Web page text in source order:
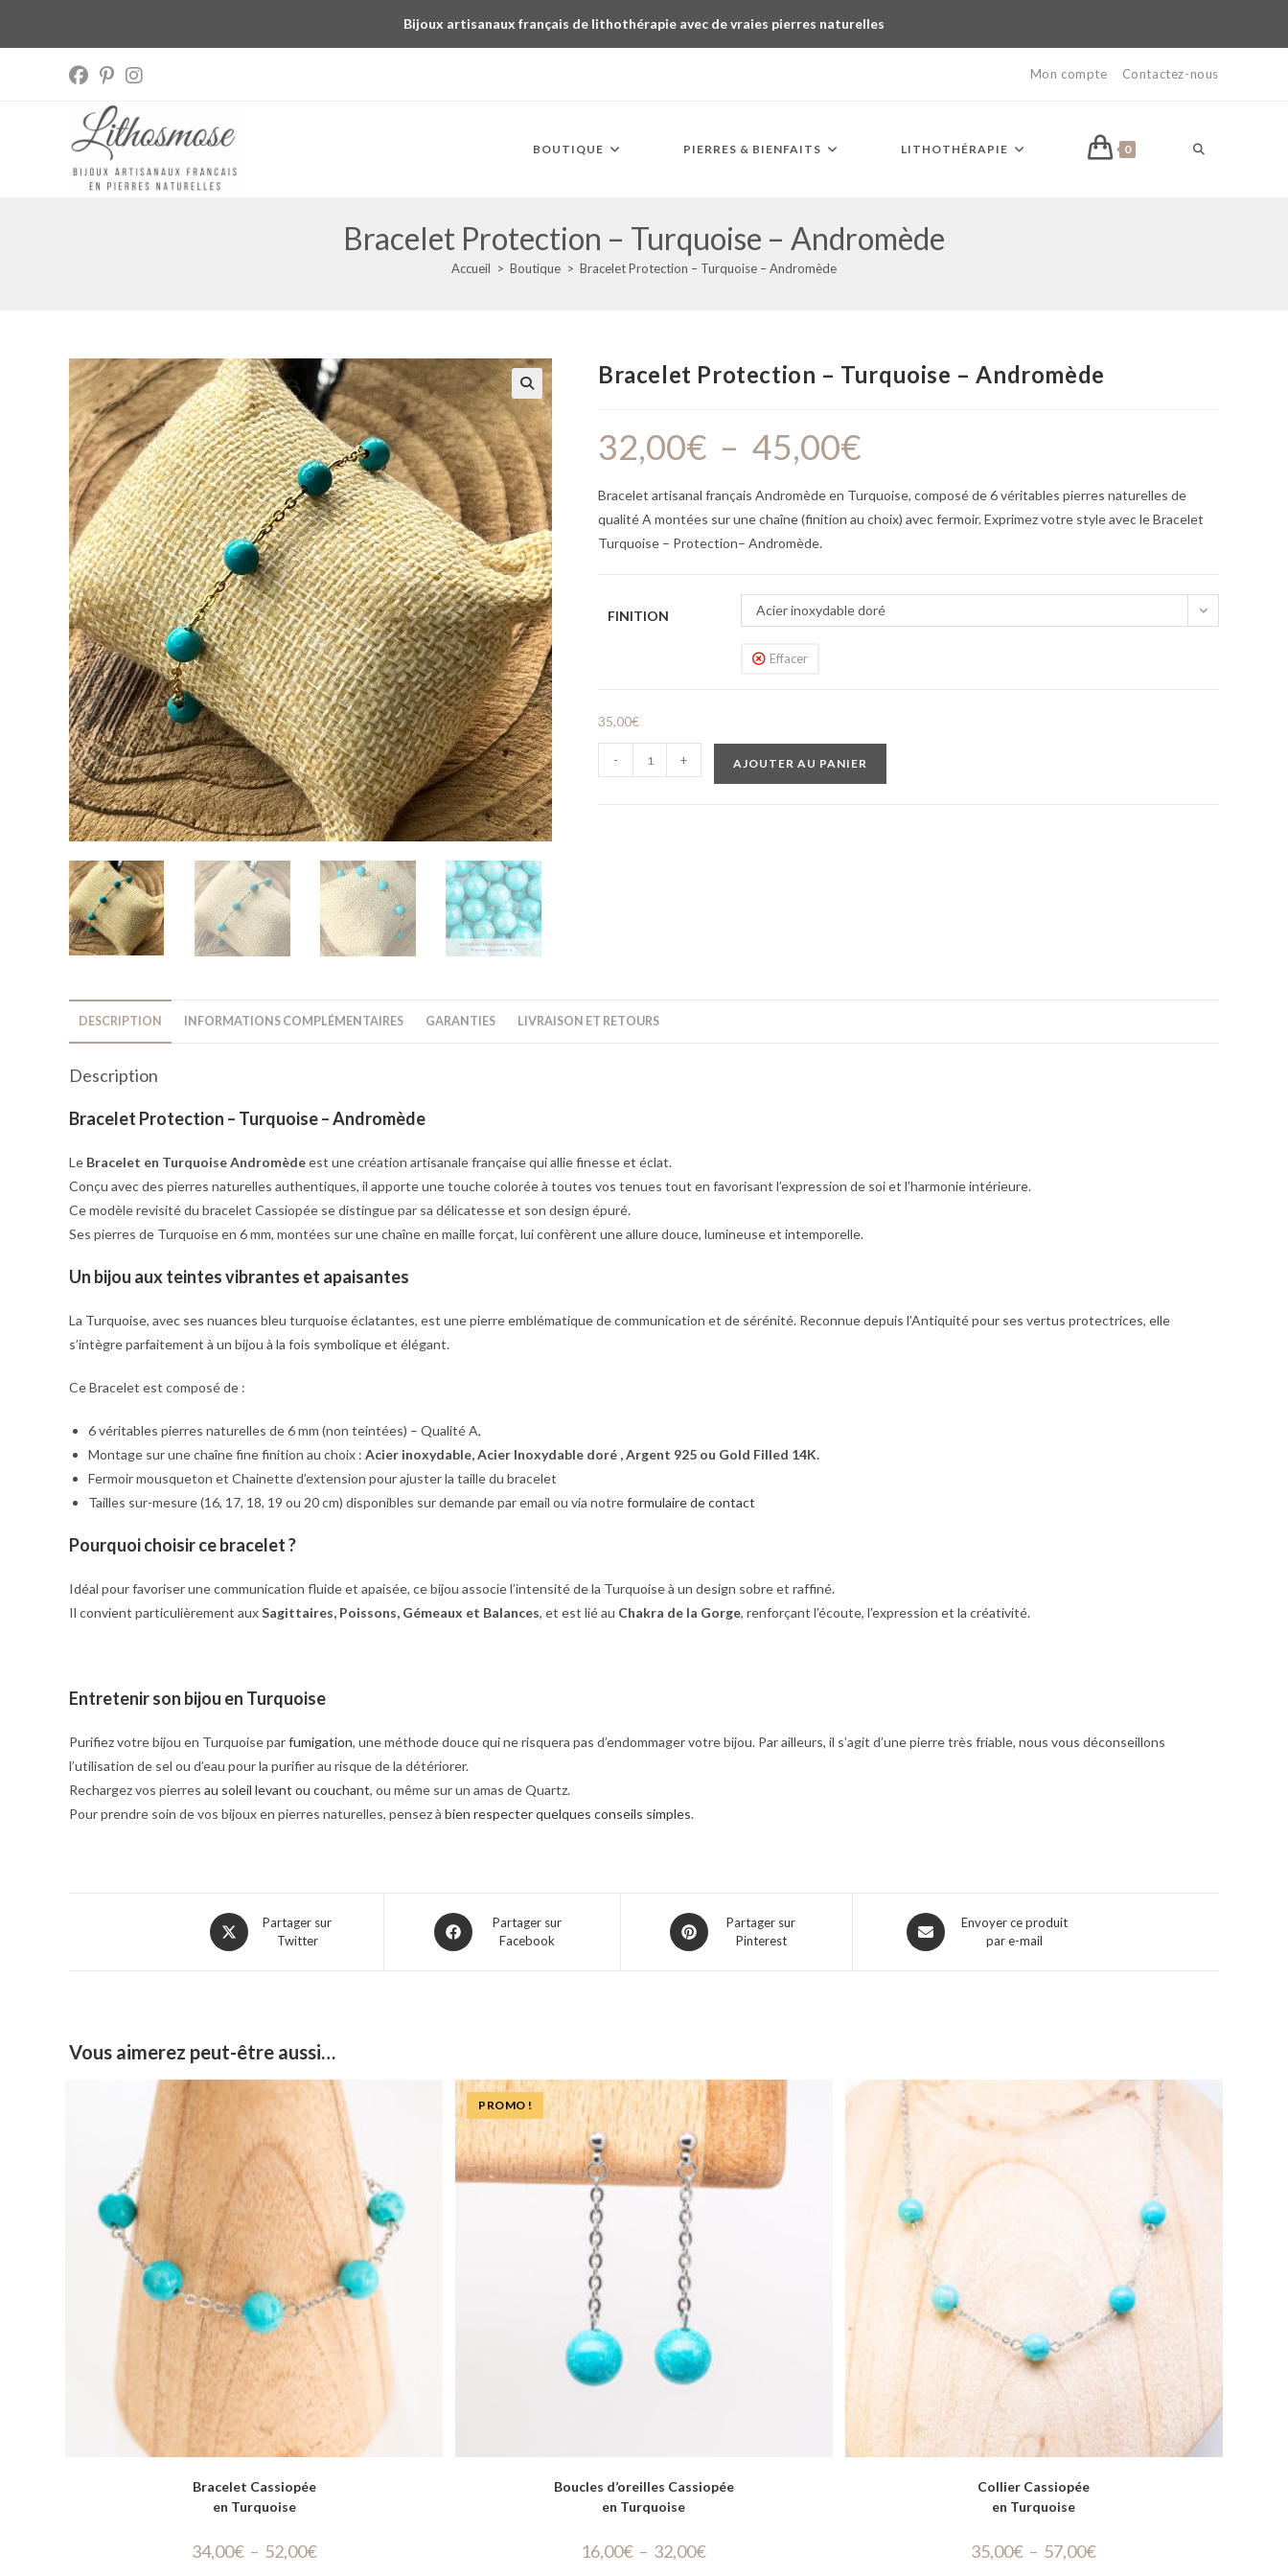
Bijoux artisanaux français de lithothérapie avec de vraies pierres naturelles
Mon compte Contactez-nous
BOUTIQUE PIERRES & BIENFAITS LITHOTHÉRAPIE 0
Bracelet Protection – Turquoise – Andromède
Accueil > Boutique > Bracelet Protection – Turquoise – Andromède
🔍
Bracelet Protection – Turquoise – Andromède
32,00€ – 45,00€
Bracelet artisanal français Andromède en Turquoise, composé de 6 véritables pierres naturelles de
qualité A montées sur une chaîne (finition au choix) avec fermoir. Exprimez votre style avec le Bracelet
Turquoise – Protection– Andromède.
FINITION Acier inoxydable doré
Effacer
35,00€
- + AJOUTER AU PANIER
DESCRIPTION INFORMATIONS COMPLÉMENTAIRES GARANTIES LIVRAISON ET RETOURS
Description
Bracelet Protection – Turquoise – Andromède
Le Bracelet en Turquoise Andromèdeest une création artisanale française qui allie finesse et éclat.
Conçu avec des pierres naturelles authentiques, il apporte une touche colorée à toutes vos tenues tout en favorisant l’expression de soi et l’harmonie intérieure.
Ce modèle revisité du bracelet Cassiopée se distingue par sa délicatesse et son design épuré.
Ses pierres de Turquoise en 6 mm, montées sur une chaîne en maille forçat, lui confèrent une allure douce, lumineuse et intemporelle.
Un bijou aux teintes vibrantes et apaisantes
La Turquoise, avec ses nuances bleu turquoise éclatantes, est une pierre emblématique de communication et de sérénité. Reconnue depuis l’Antiquité pour ses vertus protectrices, elle
s’intègre parfaitement à un bijou à la fois symbolique et élégant.
Ce Bracelet est composé de :
6 véritables pierres naturelles de 6 mm (non teintées) – Qualité A,
Montage sur une chaîne fine finition au choix : Acier inoxydable, Acier Inoxydable doré , Argent 925 ou Gold Filled 14K.
Fermoir mousqueton et Chainette d’extension pour ajuster la taille du bracelet
Tailles sur-mesure (16, 17, 18, 19 ou 20 cm) disponibles sur demande par email ou via notreformulaire de contact
Pourquoi choisir ce bracelet ?
Idéal pour favoriser une communication fluide et apaisée, ce bijou associe l’intensité de la Turquoise à un design sobre et raffiné.
Il convient particulièrement auxSagittaires, Poissons, Gémeaux et Balances, et est lié au Chakra de la Gorge, renforçant l’écoute, l’expression et la créativité.
Entretenir son bijou en Turquoise
Purifiez votre bijou en Turquoise parfumigation, une méthode douce qui ne risquera pas d’endommager votre bijou. Par ailleurs, il s’agit d’une pierre très friable, nous vous déconseillons
l’utilisation de sel ou d’eau pour la purifier au risque de la détériorer.
Rechargez vos pierres au soleil levant ou couchant, ou même sur un amas de Quartz.
Pour prendre soin de vos bijoux en pierres naturelles, pensez à bien respecter quelques conseils simples.
Partager sur
Twitter
Partager sur
Facebook
Partager sur
Pinterest
Envoyer ce produit
par e-mail
Vous aimerez peut-être aussi…
Bracelet Cassiopée
en Turquoise
34,00€ – 52,00€
PROMO !
Boucles d’oreilles Cassiopée
en Turquoise
16,00€ – 32,00€
Collier Cassiopée
en Turquoise
35,00€ – 57,00€